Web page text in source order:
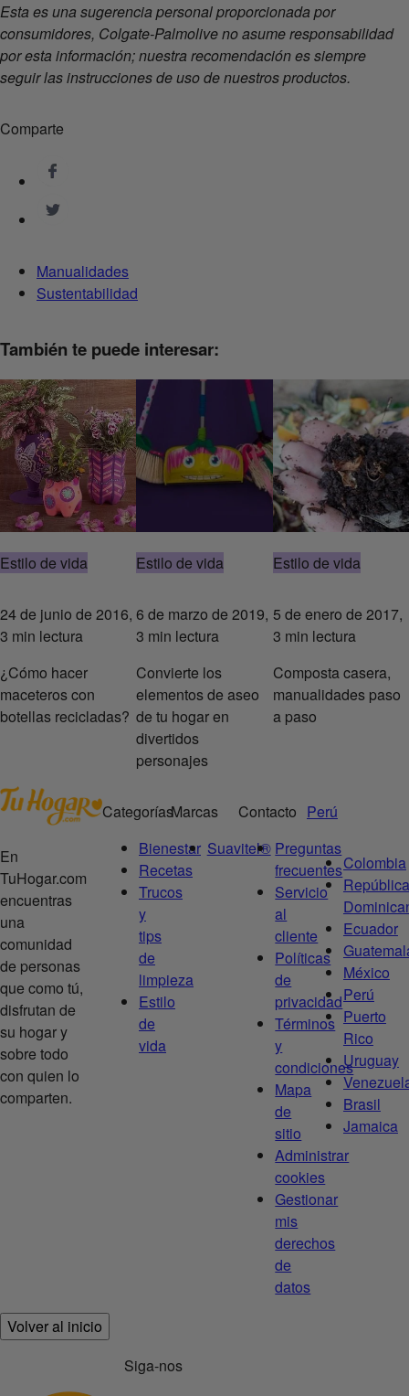
Esta es una sugerencia personal proporcionada por
consumidores, Colgate-Palmolive no asume responsabilidad
por esta información; nuestra recomendación es siempre
seguir las instrucciones de uso de nuestros productos.
Comparte
Manualidades
Sustentabilidad
También te puede interesar:
Estilo de vida
24 de junio de 2016,
3 min lectura
¿Cómo hacer
maceteros con
botellas recicladas?
Estilo de vida
6 de marzo de 2019,
3 min lectura
Convierte los
elementos de aseo
de tu hogar en
divertidos
personajes
Estilo de vida
5 de enero de 2017,
3 min lectura
Composta casera,
manualidades paso
a paso
En
TuHogar.com
encuentras
una
comunidad
de personas
que como tú,
disfrutan de
su hogar y
sobre todo
con quien lo
comparten.
Categorías
Bienestar
Recetas
Trucos
y
tips
de
limpieza
Estilo
de
vida
Marcas
Suavitel®
Contacto
Preguntas
frecuentes
Servicio
al
cliente
Políticas
de
privacidad
Términos
y
condiciones
Mapa
de
sitio
Administrar
cookies
Gestionar
mis
derechos
de
datos
Perú
Colombia
República
Ecuador
México
Perú
Puerto
Rico
Uruguay
Brasil
Jamaica
Volver al inicio
Siga-nos